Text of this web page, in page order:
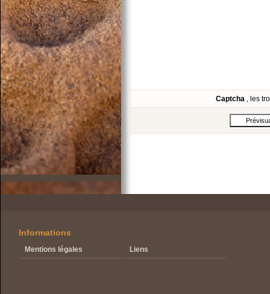
Captcha , les
Informations
Mentions légales Liens